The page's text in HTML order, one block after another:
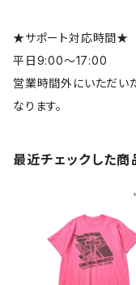
★サポート対応時間★
平日9:00～17:00
営業時間外にいただい
なります。
最近チェックした商